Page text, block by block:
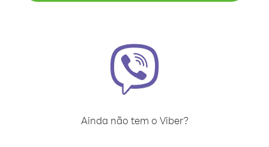
Ainda não tem o Viber?